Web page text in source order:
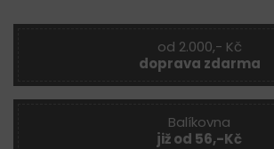
od 2.000,- Kč
doprava zdarma
Balíkovna
již od 56,-Kč